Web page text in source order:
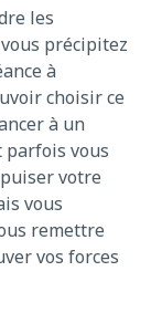
les
précipitez
à
choisir ce
à un
parfois vous
votre
vous
remettre
vos forces